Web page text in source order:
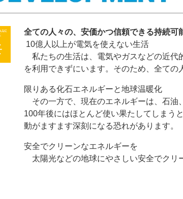
全ての人々の、安価かつ信頼できる持続
10億人以上が電気を使えない生活
私たちの生活は、電気やガスなどの近代
を利用できずにいます。そのため、全ての
限りある化石エネルギーと地球温暖化
その一方で、現在のエネルギーは、石油
100年後にはほとんど使い果たしてしまう
動がますます深刻になる恐れがあります。
安全でクリーンなエネルギーを
太陽光などの地球にやさしい安全でクリ